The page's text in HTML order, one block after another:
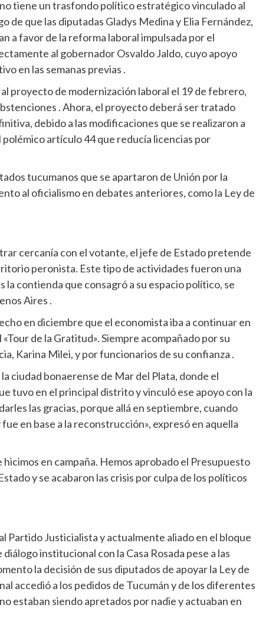
tiene un trasfondo político estratégico vinculado al
de que las diputadas Gladys Medina y Elia Fernández,
a favor de la reforma laboral impulsada por el
al gobernador Osvaldo Jaldo, cuyo apoyo
en las semanas previas .
proyecto de modernización laboral el 19 de febrero,
. Ahora, el proyecto deberá ser tratado
debido a las modificaciones que se realizaron a
artículo 44 que reducía licencias por
tucumanos que se apartaron de Unión por la
al oficialismo en debates anteriores, como la Ley de
cercanía con el votante, el jefe de Estado pretende
peronista. Este tipo de actividades fueron una
contienda que consagró a su espacio político, se
Aires .
en diciembre que el economista iba a continuar en
de la Gratitud». Siempre acompañado por su
Karina Milei, y por funcionarios de su confianza .
ciudad bonaerense de Mar del Plata, donde el
tuvo en el principal distrito y vinculó ese apoyo con la
las gracias, porque allá en septiembre, cuando
en base a la reconstrucción», expresó en aquella
en campaña. Hemos aprobado el Presupuesto
y se acabaron las crisis por culpa de los políticos
Partido Justicialista y actualmente aliado en el bloque
institucional con la Casa Rosada pese a las
la decisión de sus diputados de apoyar la Ley de
accedió a los pedidos de Tucumán y de los diferentes
estaban siendo apretados por nadie y actuaban en